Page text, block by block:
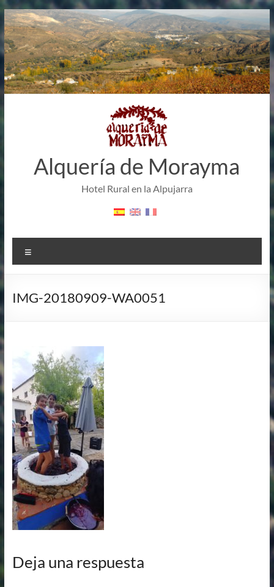
Saltar
al
contenido
Alquería de Morayma
Hotel Rural en la Alpujarra
IMG-20180909-WA0051
Deja una respuesta